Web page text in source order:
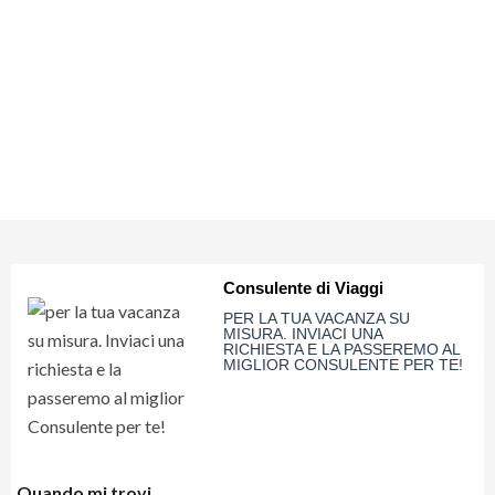
Consulente di Viaggi
PER LA TUA VACANZA SU
MISURA. INVIACI UNA
RICHIESTA E LA PASSEREMO AL
MIGLIOR CONSULENTE PER TE!